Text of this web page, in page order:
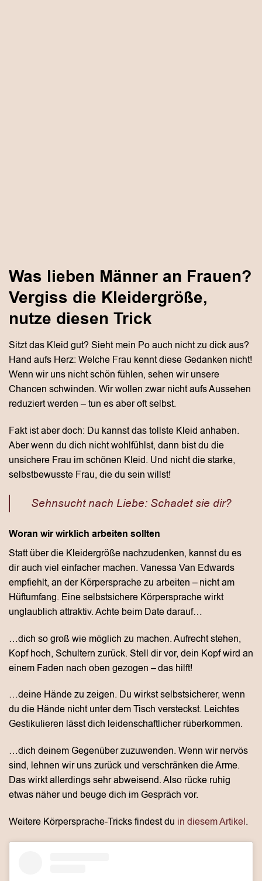
Was lieben Männer an Frauen?
Vergiss die Kleidergröße,
nutze diesen Trick
Sitzt das Kleid gut? Sieht mein Po auch nicht zu dick aus?
Hand aufs Herz: Welche Frau kennt diese Gedanken nicht!
Wenn wir uns nicht schön fühlen, sehen wir unsere
Chancen schwinden. Wir wollen zwar nicht aufs Aussehen
reduziert werden – tun es aber oft selbst.
Fakt ist aber doch: Du kannst das tollste Kleid anhaben.
Aber wenn du dich nicht wohlfühlst, dann bist du die
unsichere Frau im schönen Kleid. Und nicht die starke,
selbstbewusste Frau, die du sein willst!
Sehnsucht nach Liebe: Schadet sie dir?
Woran wir wirklich arbeiten sollten
Statt über die Kleidergröße nachzudenken, kannst du es
dir auch viel einfacher machen. Vanessa Van Edwards
empfiehlt, an der Körpersprache zu arbeiten – nicht am
Hüftumfang. Eine selbstsichere Körpersprache wirkt
unglaublich attraktiv. Achte beim Date darauf…
…dich so groß wie möglich zu machen. Aufrecht stehen,
Kopf hoch, Schultern zurück. Stell dir vor, dein Kopf wird an
einem Faden nach oben gezogen – das hilft!
…deine Hände zu zeigen. Du wirkst selbstsicherer, wenn
du die Hände nicht unter dem Tisch versteckst. Leichtes
Gestikulieren lässt dich leidenschaftlicher rüberkommen.
…dich deinem Gegenüber zuzuwenden. Wenn wir nervös
sind, lehnen wir uns zurück und verschränken die Arme.
Das wirkt allerdings sehr abweisend. Also rücke ruhig
etwas näher und beuge dich im Gespräch vor.
Weitere Körpersprache-Tricks findest du in diesem Artikel.